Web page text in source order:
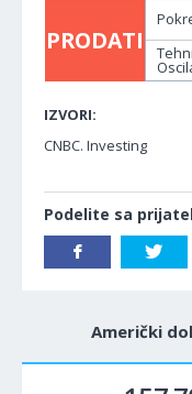
PRODATI
IZVORI:
CNBC. Investing
Podelite sa
Američki